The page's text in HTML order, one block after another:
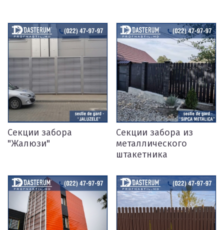
Секции забора
"Жалюзи"
Секции забора из
металлического
штакетника